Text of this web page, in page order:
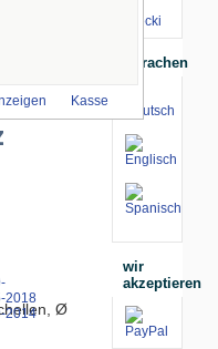
Kasse
2018
2014
41
Ø
Stecki
Sprachen
wir
akzeptieren